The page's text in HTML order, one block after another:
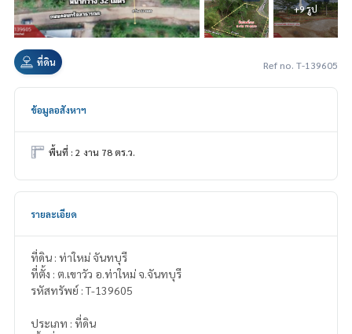
+9 รูป
ที่ดิน Ref no. T-139605
ข้อมูลอสังหาฯ
พื้นที่ : 2 งาน 78 ตร.ว.
รายละเอียด
ที่ดิน : ท่าใหม่ จันทบุรี
ที่ตั้ง : ต.เขาวัว อ.ท่าใหม่ จ.จันทบุรี
รหัสทรัพย์ : T-139605
ประเภท : ที่ดิน